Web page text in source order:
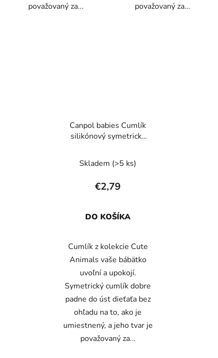
považovaný za...
považovaný za...
Canpol babies Cumlík
silikónový symetrický
1ks modrý
Skladem (>5 ks)
€2,79
DO KOŠÍKA
Cumlík z kolekcie Cute
Animals vaše bábätko
uvoľní a upokojí.
Symetrický cumlík dobre
padne do úst dieťaťa bez
ohľadu na to, ako je
umiestnený, a jeho tvar je
považovaný za...